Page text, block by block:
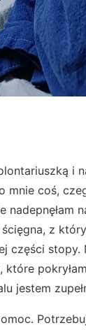
i
coś,
z
części stopy.
jestem